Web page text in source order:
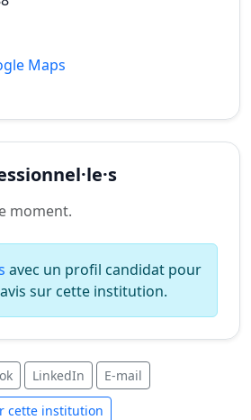
Maps
moment.
avec un profil candidat pour
sur cette institution.
LinkedIn E-mail
cette institution